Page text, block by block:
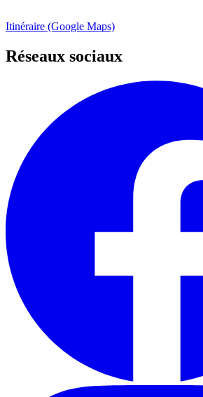
Itinéraire (Google Maps)
Réseaux sociaux